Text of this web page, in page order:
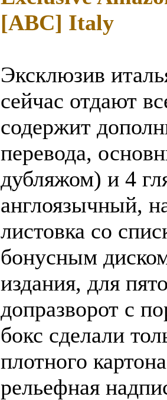
[ABC] Italy
Эксклюзив
сейчас отдают
содержит
перевода,
дубляжом) и 4
англоязычный,
листовка со
бонусным
издания, для
допразворот с
бокс сделали
плотного
рельефная